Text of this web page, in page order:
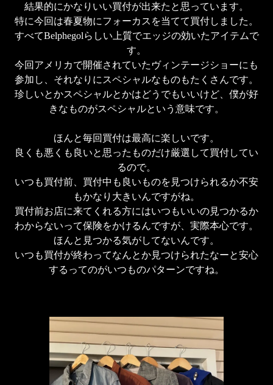
結果的にかなりいい買付が出来たと思っています。
特に今回は春夏物にフォーカスを当てて買付しました。
すべてBelphegolらしい上質でエッジの効いたアイテムで
す。
今回アメリカで開催されていたヴィンテージショーにも
参加し、それなりにスペシャルなものもたくさんです。
珍しいとかスペシャルとかはどうでもいいけど、僕が好
きなものがスペシャルという意味です。
ほんと毎回買付は最高に楽しいです。
良くも悪くも良いと思ったものだけ厳選して買付してい
るので。
いつも買付前、買付中も良いものを見つけられるか不安
もかなり大きいんですがね。
買付前お店に来てくれる方にはいつもいいの見つかるか
わからないって保険をかけるんですが、実際本心です。
ほんと見つかる気がしてないんです。
いつも買付が終わってなんとか見つけられたなーと安心
するってのがいつものパターンですね。